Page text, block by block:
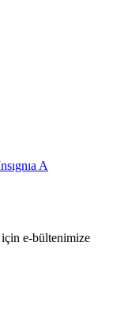
A
e-bültenimize